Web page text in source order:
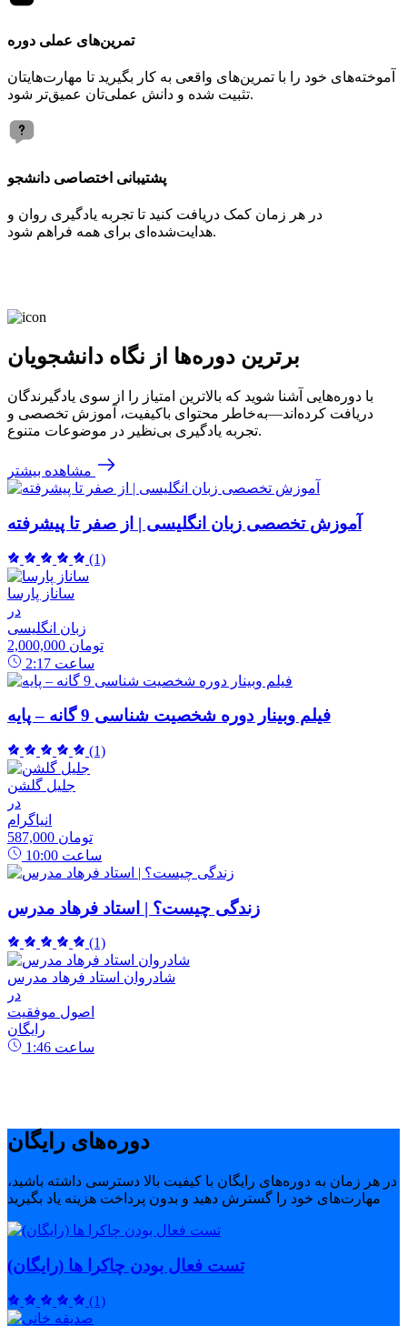
تمرین‌های عملی دوره
آموخته‌های خود را با تمرین‌های واقعی به کار بگیرید تا مهارت‌هایتان
تثبیت شده و دانش عملی‌تان عمیق‌تر شود.
پشتیبانی اختصاصی دانشجو
در هر زمان کمک دریافت کنید تا تجربه یادگیری روان و
هدایت‌شده‌ای برای همه فراهم شود.
برترین دوره‌ها از نگاه دانشجویان
با دوره‌هایی آشنا شوید که بالاترین امتیاز را از سوی یادگیرندگان
دریافت کرده‌اند—به‌خاطر محتوای باکیفیت، آموزش تخصصی و
تجربه یادگیری بی‌نظیر در موضوعات متنوع.
مشاهده بیشتر
آموزش تخصصی زبان انگلیسی | از صفر تا پیشرفته
(1)
ساناز پارسا
در
زبان انگلیسی
2,000,000 تومان
2:17 ساعت
فیلم وبینار دوره شخصیت شناسی 9 گانه – پایه
(1)
جلیل گلشن
در
انیاگرام
587,000 تومان
10:00 ساعت
زندگی چیست؟ | استاد فرهاد مدرس
(1)
شادروان استاد فرهاد مدرس
در
اصول موفقیت
رایگان
1:46 ساعت
دوره‌های رایگان
در هر زمان به دوره‌های رایگان با کیفیت بالا دسترسی داشته باشید،
مهارت‌های خود را گسترش دهید و بدون پرداخت هزینه یاد بگیرید
تست فعال بودن چاکرا ها (رایگان)
(1)